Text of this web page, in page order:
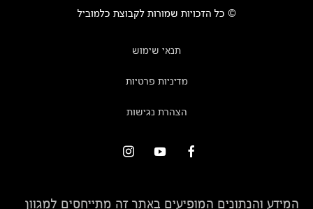
© כל הזכויות שמורות לקבוצת כלמוביל
תנאי שימוש
מדיניות פרטיות
הצהרת נגישות
המידע והנתונים המופיעים באתר זה מתייחסים למגוון